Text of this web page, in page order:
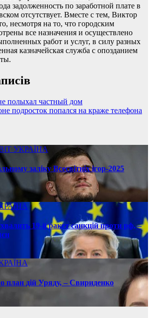
задолженность по заработной плате в
отсутствует. Вместе с тем, Виктор
несмотря на то, что городским
все назначения и осуществлено
работ и услуг, в силу разных
казначейская служба с опозданием
полыхал частный дом
подросток попался на краже телефона
УКРАЇНА
заліку Всесвітніх ігор-2025
19-й ракет санкцій проти рф, –
план дій Уряду, – Свириденко